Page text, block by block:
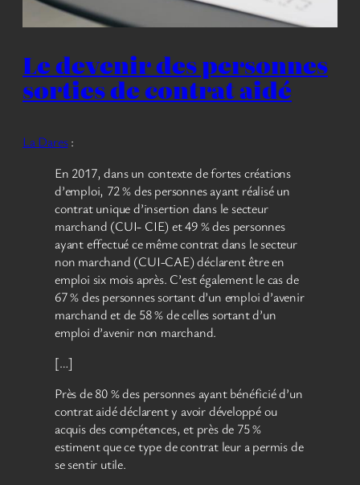
Le devenir des personnes
sorties de contrat aidé
La Dares:
En 2017, dans un contexte de fortes créations
d’emploi, 72 % des personnes ayant réalisé un
contrat unique d’insertion dans le secteur
marchand (CUI- CIE) et 49 % des personnes
ayant effectué ce même contrat dans le secteur
non marchand (CUI-CAE) déclarent être en
emploi six mois après. C’est également le cas de
67 % des personnes sortant d’un emploi d’avenir
marchand et de 58 % de celles sortant d’un
emploi d’avenir non marchand.
[…]
Près de 80 % des personnes ayant bénéficié d’un
contrat aidé déclarent y avoir développé ou
acquis des compétences, et près de 75 %
estiment que ce type de contrat leur a permis de
se sentir utile.